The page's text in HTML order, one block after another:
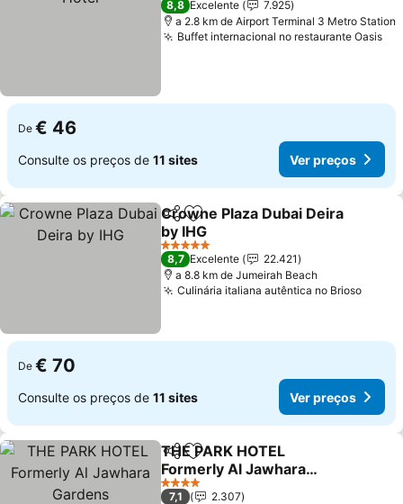
8,8 Excelente
7.925
a 2.8 km de Airport Terminal 3 Metro Station
Buffet internacional no restaurante Oasis
De € 46
Consulte os preços de 11 sites Ver preços
PartilharAdicionar aos favoritos
Crowne Plaza Dubai Deira
by IHG
5 Estrelas
8,7 Excelente
22.421
a 8.8 km de Jumeirah Beach
Culinária italiana autêntica no Brioso
De € 70
Consulte os preços de 11 sites Ver preços
PartilharAdicionar aos favoritos
THE PARK HOTEL
Formerly Al Jawhara
Gardens
4 Estrelas
7,1
2.307